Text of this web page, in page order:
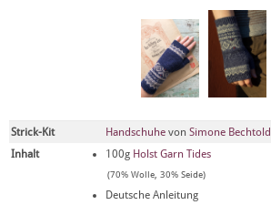
Strick-Kit Handschuhe von Simone Bechtold
Inhalt
100g Holst Garn Tides
(70% Wolle, 30% Seide)
Deutsche Anleitung